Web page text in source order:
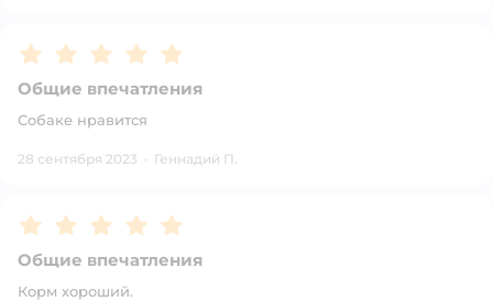
Рейтинг:5
Общие впечатления
Собаке нравится
28 сентября 2023 · Геннадий П.
Рейтинг:5
Общие впечатления
Корм хороший.